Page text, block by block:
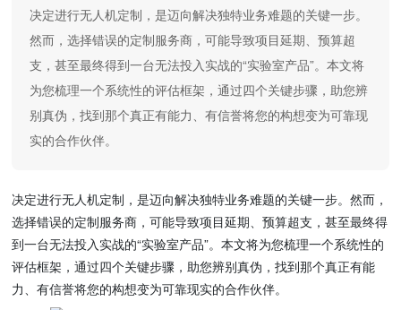
决定进行无人机定制，是迈向解决独特业务难题的关键一步。
然而，选择错误的定制服务商，可能导致项目延期、预算超
支，甚至最终得到一台无法投入实战的“实验室产品”。本文将
为您梳理一个系统性的评估框架，通过四个关键步骤，助您辨
别真伪，找到那个真正有能力、有信誉将您的构想变为可靠现
实的合作伙伴。
决定进行无人机定制，是迈向解决独特业务难题的关键一步。然而，
选择错误的定制服务商，可能导致项目延期、预算超支，甚至最终得
到一台无法投入实战的“实验室产品”。本文将为您梳理一个系统性的
评估框架，通过四个关键步骤，助您辨别真伪，找到那个真正有能
力、有信誉将您的构想变为可靠现实的合作伙伴。